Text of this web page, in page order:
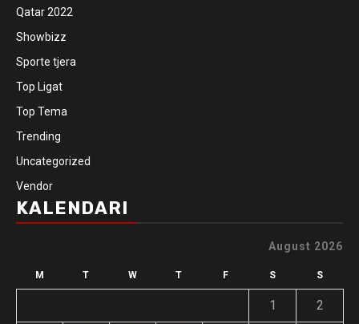
Qatar 2022
Showbizz
Sporte tjera
Top Ligat
Top Tema
Trending
Uncategorized
Vendor
KALENDARI
August 2026
M T W T F S S
1 2